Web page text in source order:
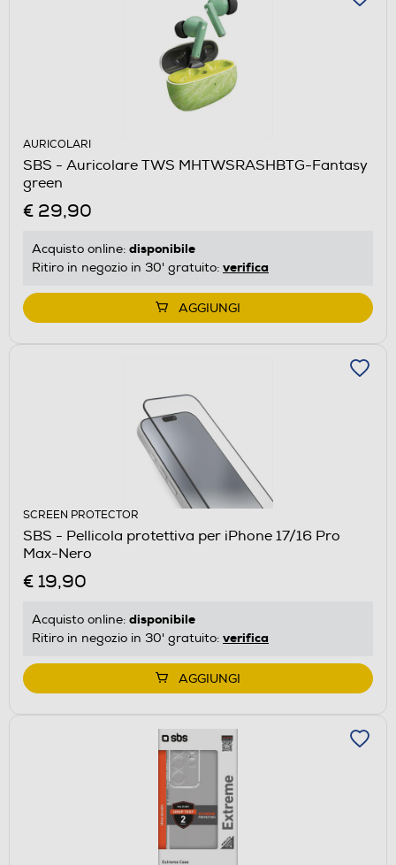
AURICOLARI
SBS - Auricolare TWS MHTWSRASHBTG-Fantasy
green
€ 29,90
Acquisto online: disponibile
Ritiro in negozio in 30' gratuito: verifica
AGGIUNGI
SCREEN PROTECTOR
SBS - Pellicola protettiva per iPhone 17/16 Pro
Max-Nero
€ 19,90
Acquisto online: disponibile
Ritiro in negozio in 30' gratuito: verifica
AGGIUNGI